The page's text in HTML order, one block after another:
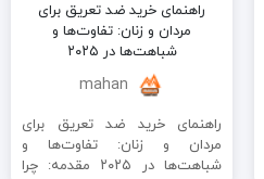
راهنمای خرید ضد تعریق برای
مردان و زنان: تفاوت‌ها و
شباهت‌ها در ۲۰۲۵
mahan
راهنمای خرید ضد تعریق برای
مردان و زنان: تفاوت‌ها و
شباهت‌ها در ۲۰۲۵ مقدمه: چرا